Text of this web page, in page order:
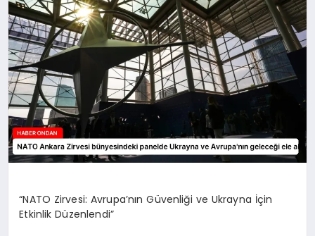
YAŞAM
“NATO Zirvesi: Avrupa’nın Güvenliği ve Ukrayna İçin
Etkinlik Düzenlendi”